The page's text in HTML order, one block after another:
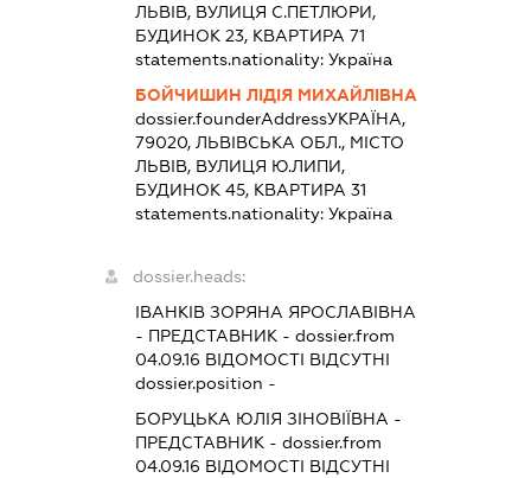
ЛЬВІВ, ВУЛИЦЯ С.ПЕТЛЮРИ,
БУДИНОК 23, КВАРТИРА 71
statements.nationality:Україна
БОЙЧИШИН ЛІДІЯ МИХАЙЛІВНА
dossier.founderAddressУКРАЇНА,
79020, ЛЬВІВСЬКА ОБЛ., МІСТО
ЛЬВІВ, ВУЛИЦЯ Ю.ЛИПИ,
БУДИНОК 45, КВАРТИРА 31
statements.nationality:Україна
dossier.heads:
ІВАНКІВ ЗОРЯНА ЯРОСЛАВІВНА
- ПРЕДСТАВНИК - dossier.from
04.09.16 ВІДОМОСТІ ВІДСУТНІ
dossier.position -
БОРУЦЬКА ЮЛІЯ ЗІНОВІЇВНА -
ПРЕДСТАВНИК - dossier.from
04.09.16 ВІДОМОСТІ ВІДСУТНІ